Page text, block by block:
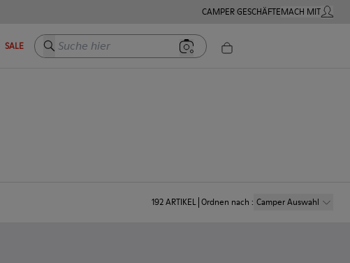
CAMPER GESCHÄFTEMACH MITMEIN
SALE Suche hier
192ARTIKEL Ordnen nach : Camper Auswahl